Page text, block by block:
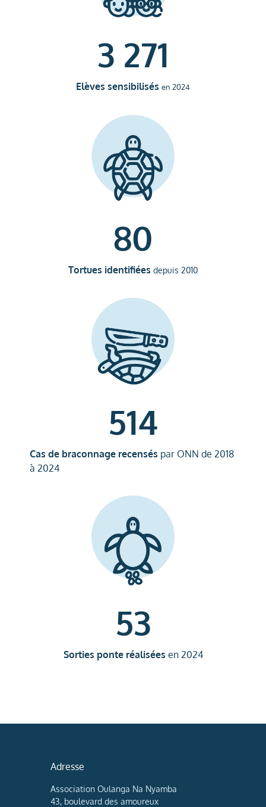
Elèves sensibilisés en 2024
3 271
Tortues identifiées depuis 2010
80
Cas de braconnage recensés par ONN de 2018
à 2024
514
Sorties ponte réalisées en 2024
53
Adresse
Association Oulanga Na Nyamba
43, boulevard des amoureux